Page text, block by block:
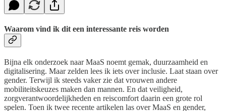
Waarom vind ik dit een interessante reis worden
Bijna elk onderzoek naar MaaS noemt gemak, duurzaamheid en
digitalisering. Maar zelden lees ik iets over inclusie. Laat staan over
gender. Terwijl ik steeds vaker zie dat vrouwen andere
mobiliteitskeuzes maken dan mannen. En dat veiligheid,
zorgverantwoordelijkheden en reiscomfort daarin een grote rol
spelen. Toen ik twee recente artikelen las over MaaS en gender,